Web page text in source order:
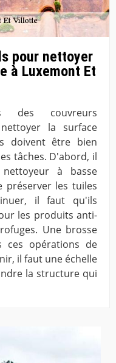
pour nettoyer
à Luxemont Et
des couvreurs
la surface
doivent être bien
tâches. D'abord, il
à basse
préserver les tuiles
il faut qu'ils
les produits anti-
Une brosse
ces opérations de
il faut une échelle
la structure qui